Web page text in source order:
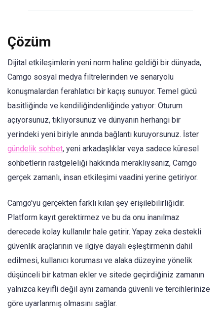
Çözüm
Dijital etkileşimlerin yeni norm haline geldiği bir dünyada,
Camgo sosyal medya filtrelerinden ve senaryolu
konuşmalardan ferahlatıcı bir kaçış sunuyor. Temel gücü
basitliğinde ve kendiliğindenliğinde yatıyor: Oturum
açıyorsunuz, tıklıyorsunuz ve dünyanın herhangi bir
yerindeki yeni biriyle anında bağlantı kuruyorsunuz. İster
gündelik sohbet, yeni arkadaşlıklar veya sadece küresel
sohbetlerin rastgeleliği hakkında meraklıysanız, Camgo
gerçek zamanlı, insan etkileşimi vaadini yerine getiriyor.
Camgo'yu gerçekten farklı kılan şey erişilebilirliğidir.
Platform kayıt gerektirmez ve bu da onu inanılmaz
derecede kolay kullanılır hale getirir. Yapay zeka destekli
güvenlik araçlarının ve ilgiye dayalı eşleştirmenin dahil
edilmesi, kullanıcı koruması ve alaka düzeyine yönelik
düşünceli bir katman ekler ve sitede geçirdiğiniz zamanın
yalnızca keyifli değil aynı zamanda güvenli ve tercihlerinize
göre uyarlanmış olmasını sağlar.